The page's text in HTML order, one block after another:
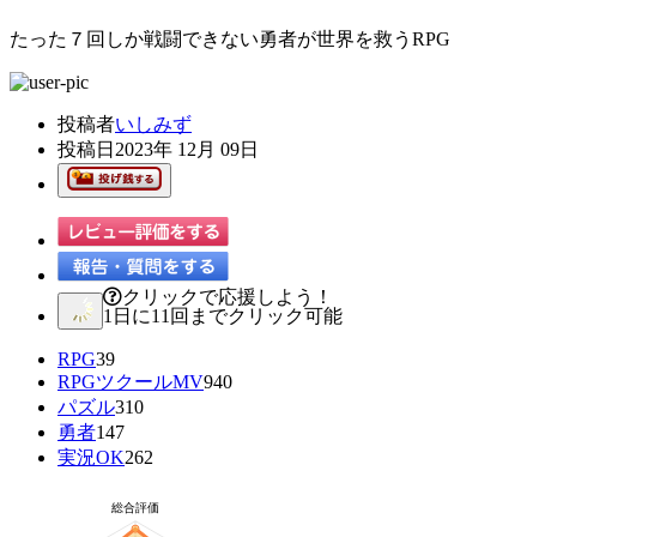
たった７回しか戦闘できない勇者が世界を救うRPG
投稿者いしみず
投稿日 2023年 12月 09日
クリックで応援しよう！
1日に11回までクリック可能
RPG39
RPGツクールMV940
パズル310
勇者147
実況OK262